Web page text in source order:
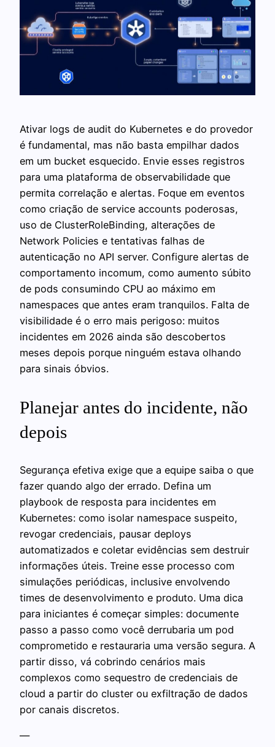
Ativar logs de audit do Kubernetes e do provedor
é fundamental, mas não basta empilhar dados
em um bucket esquecido. Envie esses registros
para uma plataforma de observabilidade que
permita correlação e alertas. Foque em eventos
como criação de service accounts poderosas,
uso de ClusterRoleBinding, alterações de
Network Policies e tentativas falhas de
autenticação no API server. Configure alertas de
comportamento incomum, como aumento súbito
de pods consumindo CPU ao máximo em
namespaces que antes eram tranquilos. Falta de
visibilidade é o erro mais perigoso: muitos
incidentes em 2026 ainda são descobertos
meses depois porque ninguém estava olhando
para sinais óbvios.
Planejar antes do incidente, não
depois
Segurança efetiva exige que a equipe saiba o que
fazer quando algo der errado. Defina um
playbook de resposta para incidentes em
Kubernetes: como isolar namespace suspeito,
revogar credenciais, pausar deploys
automatizados e coletar evidências sem destruir
informações úteis. Treine esse processo com
simulações periódicas, inclusive envolvendo
times de desenvolvimento e produto. Uma dica
para iniciantes é começar simples: documente
passo a passo como você derrubaria um pod
comprometido e restauraria uma versão segura. A
partir disso, vá cobrindo cenários mais
complexos como sequestro de credenciais de
cloud a partir do cluster ou exfiltração de dados
por canais discretos.
—